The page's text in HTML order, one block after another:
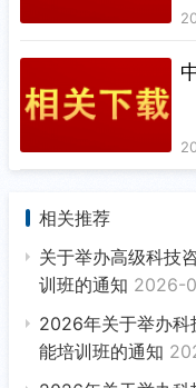
相关推荐
关于举办高级科技
训班的通知 2026-
2026年关于举办科
能培训班的通知